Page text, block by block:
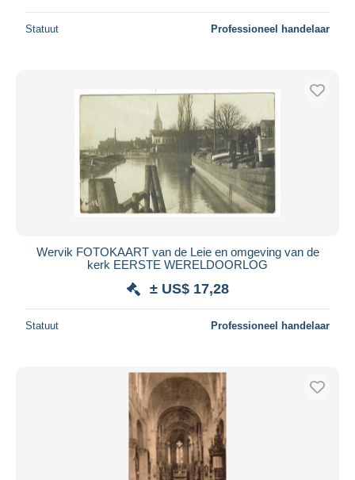
Statuut Professioneel handelaar
Wervik FOTOKAART van de Leie en omgeving van de
kerk EERSTE WERELDOORLOG
± US$ 17,28
Statuut Professioneel handelaar